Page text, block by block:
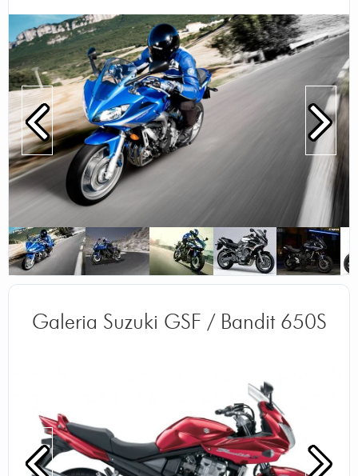
Galeria Suzuki GSF / Bandit 650S